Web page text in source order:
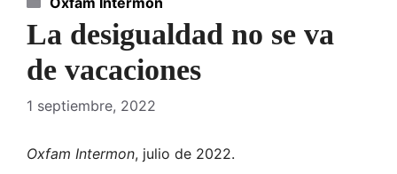
La desigualdad no se va
de vacaciones
1 septiembre, 2022
Oxfam Intermon, julio de 2022.